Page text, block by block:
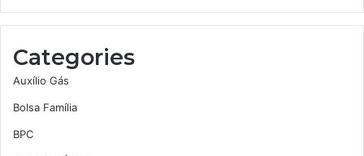
Categories
Auxílio Gás
Bolsa Família
BPC